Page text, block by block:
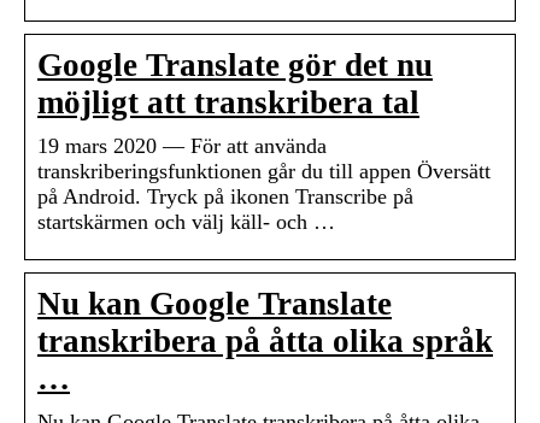
Google Translate gör det nu
möjligt att transkribera tal
19 mars 2020 — För att använda
transkriberingsfunktionen går du till appen Översätt
på Android. Tryck på ikonen Transcribe på
startskärmen och välj käll- och …
Nu kan Google Translate
transkribera på åtta olika språk
…